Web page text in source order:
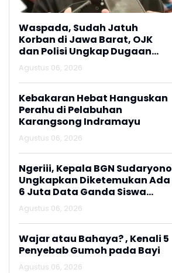
Waspada, Sudah Jatuh
Korban di Jawa Barat, OJK
dan Polisi Ungkap Dugaan
Penipuan Modus Titip Limit
Paylater
Agustus 06, 2026
Kebakaran Hebat Hanguskan
Perahu di Pelabuhan
Karangsong Indramayu
Agustus 06, 2026
Ngeriii, Kepala BGN Sudaryono
Ungkapkan Diketemukan Ada
6 Juta Data Ganda Siswa
Penerima MBG
Agustus 06, 2026
Wajar atau Bahaya? , Kenali 5
Penyebab Gumoh pada Bayi
Agustus 06, 2026